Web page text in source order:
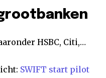
HSBC, Citi,…
SWIFT start pilot